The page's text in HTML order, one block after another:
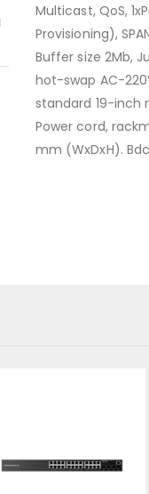
Multicast, QoS,
Provisioning),
Buffer size 2Mb,
hot-swap AC-
standard 19-inch
Power cord,
mm (WxDxH).